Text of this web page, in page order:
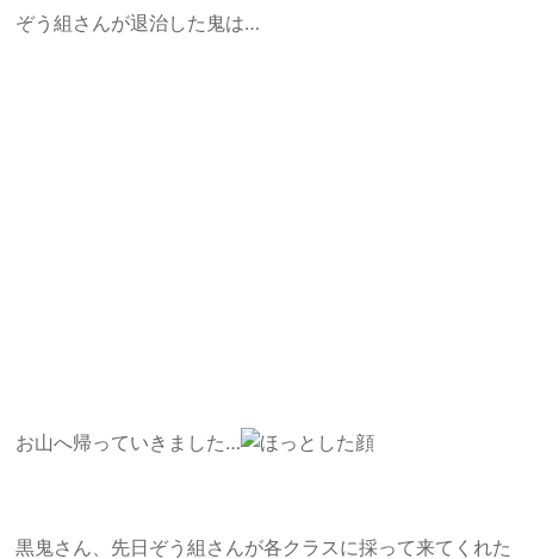
ぞう組さんが退治した鬼は…
お山へ帰っていきました…
黒鬼さん、先日ぞう組さんが各クラスに採って来てくれた